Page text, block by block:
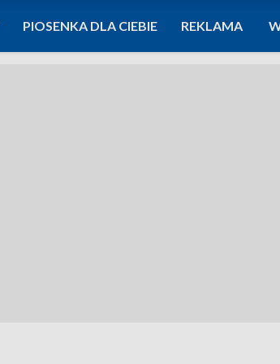
PIOSENKA DLA CIEBIE REKLAMA